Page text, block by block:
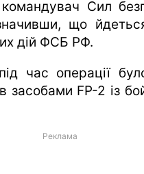
Сил
що
дій ФСБ РФ.
час операції
засобами FP-2 із
Реклама